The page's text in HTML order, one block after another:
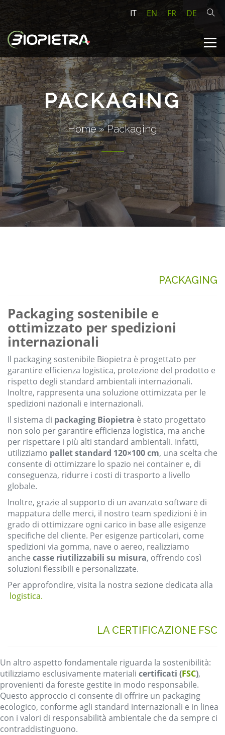
IT EN FR DE
PACKAGING
Home»Packaging
PACKAGING
Packaging sostenibile e
ottimizzato per spedizioni
internazionali
Il packaging sostenibile Biopietra è progettato per
garantire efficienza logistica, protezione del prodotto e
rispetto degli standard ambientali internazionali.
Inoltre, rappresenta una soluzione ottimizzata per le
spedizioni nazionali e internazionali.
Il sistema di packaging Biopietra è stato progettato
non solo per garantire efficienza logistica, ma anche
per rispettare i più alti standard ambientali. Infatti,
utilizziamo pallet standard 120×100 cm, una scelta che
consente di ottimizzare lo spazio nei container e, di
conseguenza, ridurre i costi di trasporto a livello
globale.
Inoltre, grazie al supporto di un avanzato software di
mappatura delle merci, il nostro team spedizioni è in
grado di ottimizzare ogni carico in base alle esigenze
specifiche del cliente. Per esigenze particolari, come
spedizioni via gomma, nave o aereo, realizziamo
anche casse riutilizzabili su misura, offrendo così
soluzioni flessibili e personalizzate.
Per approfondire, visita la nostra sezione dedicata alla
logistica.
LA CERTIFICAZIONE FSC
Un altro aspetto fondamentale riguarda la sostenibilità:
utilizziamo esclusivamente materiali certificati (FSC),
provenienti da foreste gestite in modo responsabile.
Questo approccio ci consente di offrire un packaging
ecologico, conforme agli standard internazionali e in linea
con i valori di responsabilità ambientale che da sempre ci
contraddistinguono.